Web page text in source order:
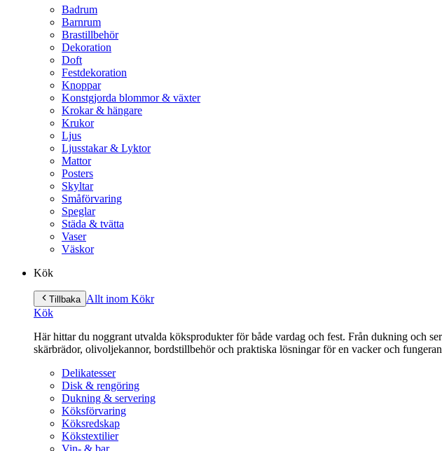
Badrum
Barnrum
Brastillbehör
Dekoration
Doft
Festdekoration
Knoppar
Konstgjorda blommor & växter
Krokar & hängare
Krukor
Ljus
Ljusstakar & Lyktor
Mattor
Posters
Skyltar
Småförvaring
Speglar
Städa & tvätta
Vaser
Väskor
Kök
Tillbaka Allt inom Kökr
Kök
Här hittar du noggrant utvalda köksprodukter för både vardag och fest. Från dukning och
skärbrädor, olivoljekannor, bordstillbehör och praktiska lösningar för en vacker och
Delikatesser
Disk & rengöring
Dukning & servering
Köksförvaring
Köksredskap
Kökstextilier
Vin- & bar